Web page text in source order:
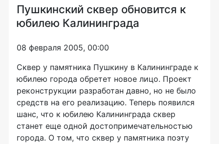
Пушкинский сквер обновится к
юбилею Калининграда
08 февраля 2005, 00:00
Сквер у памятника Пушкину в Калининграде к
юбилею города обретет новое лицо. Проект
реконструкции разработан давно, но не было
средств на его реализацию. Теперь появился
шанс, что к юбилею Калининграда сквер
станет еще одной достопримечательностью
города. О том, что сквер у памятника поэту